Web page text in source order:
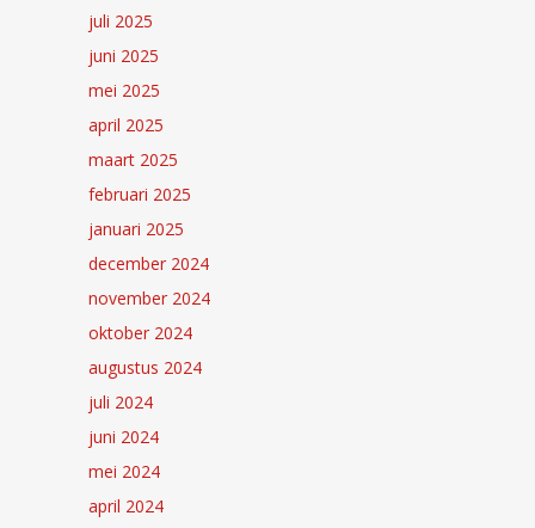
juli 2025
juni 2025
mei 2025
april 2025
maart 2025
februari 2025
januari 2025
december 2024
november 2024
oktober 2024
augustus 2024
juli 2024
juni 2024
mei 2024
april 2024